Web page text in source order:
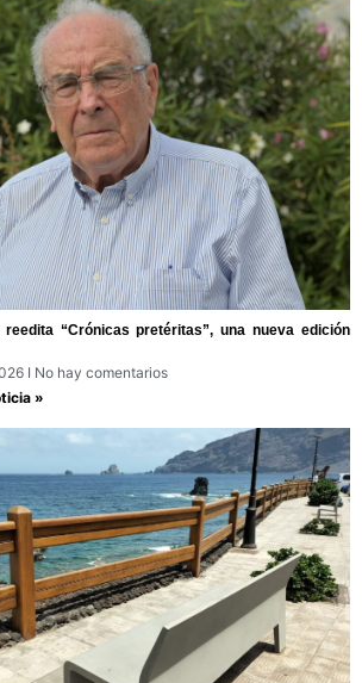
reedita “Crónicas pretéritas”, una nueva edición
No hay comentarios
»